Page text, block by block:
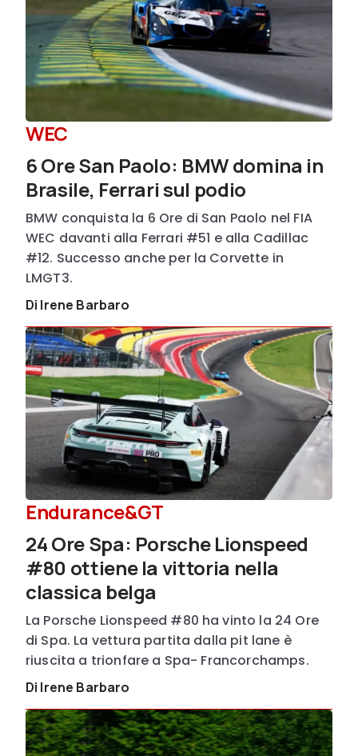
WEC
6 Ore San Paolo: BMW domina in
Brasile, Ferrari sul podio
BMW conquista la 6 Ore di San Paolo nel FIA
WEC davanti alla Ferrari #51 e alla Cadillac
#12. Successo anche per la Corvette in
LMGT3.
Di Irene Barbaro
Endurance&GT
24 Ore Spa: Porsche Lionspeed
#80 ottiene la vittoria nella
classica belga
La Porsche Lionspeed #80 ha vinto la 24 Ore
di Spa. La vettura partita dalla pit lane è
riuscita a trionfare a Spa- Francorchamps.
Di Irene Barbaro